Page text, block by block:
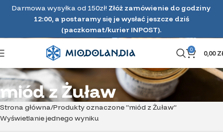
Darmowa wysyłka od 150zł! Złóż zamówienie do godziny
12:00, a postaramy się je wysłać jeszcze dziś
(paczkomat/kurier INPOST).
0 0,00
miód z Żuław
Strona główna Produkty oznaczone “miód z Żuław”
Wyświetlanie jednego wyniku